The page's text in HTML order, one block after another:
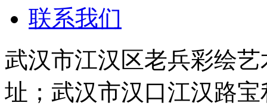
联系我们
武汉市江汉区老兵彩绘
址；武汉市汉口江汉路